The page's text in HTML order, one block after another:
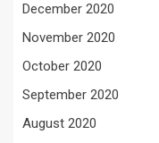
December 2020
November 2020
October 2020
September 2020
August 2020